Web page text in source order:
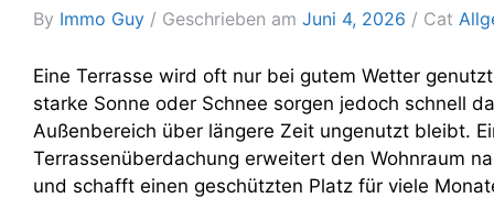
By Immo Guy Geschrieben am Juni 4, 2026 Cat
Eine Terrasse wird oft nur bei gutem Wetter
starke Sonne oder Schnee sorgen jedoch schnell
Außenbereich über längere Zeit ungenutzt bleibt.
Terrassenüberdachung erweitert den Wohnraum
und schafft einen geschützten Platz für viele